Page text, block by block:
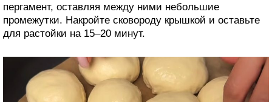
пергамент, оставляя между ними небольшие
промежутки. Накройте сковороду крышкой и оставьте
для растойки на 15–20 минут.